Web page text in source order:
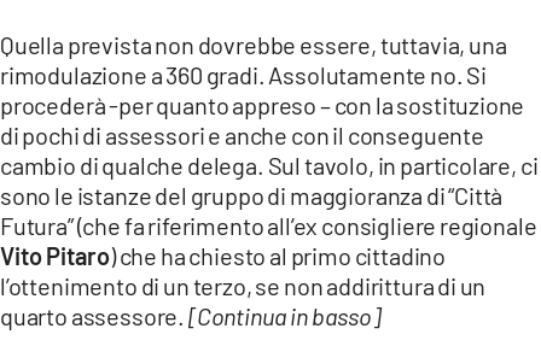
Quella prevista non dovrebbe essere, tuttavia, una
rimodulazione a 360 gradi. Assolutamente no. Si
procederà -per quanto appreso – con la sostituzione
di pochi di assessori e anche con il conseguente
cambio di qualche delega. Sul tavolo, in particolare, ci
sono le istanze del gruppo di maggioranza di “Città
Futura” (che fa riferimento all’ex consigliere regionale
Vito Pitaro) che ha chiesto al primo cittadino
l’ottenimento di un terzo, se non addirittura di un
quarto assessore. [Continua in basso]